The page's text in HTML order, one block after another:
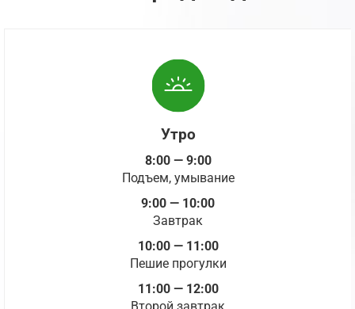
Утро
8:00 — 9:00
Подъем, умывание
9:00 — 10:00
Завтрак
10:00 — 11:00
Пешие прогулки
11:00 — 12:00